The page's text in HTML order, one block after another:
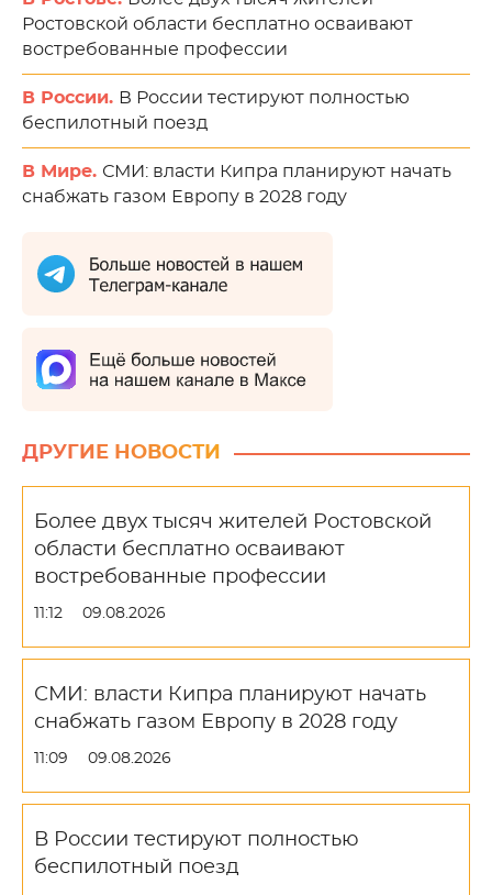
Ростовской области бесплатно осваивают
востребованные профессии
В России. В России тестируют полностью
беспилотный поезд
В Мире. СМИ: власти Кипра планируют начать
снабжать газом Европу в 2028 году
ДРУГИЕ НОВОСТИ
Более двух тысяч жителей Ростовской
области бесплатно осваивают
востребованные профессии
11:12 09.08.2026
СМИ: власти Кипра планируют начать
снабжать газом Европу в 2028 году
11:09 09.08.2026
В России тестируют полностью
беспилотный поезд